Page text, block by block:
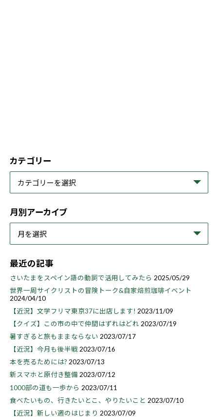
カテゴリー
月別アーカイブ
最近の記事
さいたまをスペイン語の動詞で活用してみたら 2025/05/29
世界一周サイクリストの冒険トーク&自家焙煎珈琲イベント
2024/04/10
【近況】文学フリマ東京37に出店します! 2023/11/09
【クイズ】この市の中で仲間はずれはどれ 2023/07/19
暑すぎると旅もままならない 2023/07/17
【近況】今月も後半戦 2023/07/16
本を売るためには? 2023/07/13
新スマホと原付き整備2023/07/12
1000部の道も一歩から 2023/07/11
食べたいもの、行きたいとこ、やりたいこと 2023/07/10
【近況】新しい週のはじまり 2023/07/09